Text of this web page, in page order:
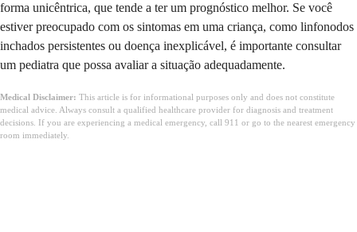
forma unicêntrica, que tende a ter um prognóstico melhor. Se você
estiver preocupado com os sintomas em uma criança, como linfonodos
inchados persistentes ou doença inexplicável, é importante consultar
um pediatra que possa avaliar a situação adequadamente.
Medical Disclaimer: This article is for informational purposes only and does not constitute
medical advice. Always consult a qualified healthcare provider for diagnosis and treatment
decisions. If you are experiencing a medical emergency, call 911 or go to the nearest emergency
room immediately.